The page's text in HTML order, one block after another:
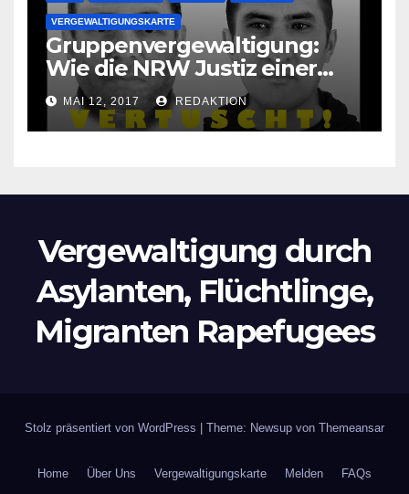
VERGEWALTIGUNGSKARTE
Gruppenvergewaltigung:
Wie die NRW Justiz einer
Lokalzeitung verbietet diese
Bilder zu veröffentlichen
MAI 12, 2017 REDAKTION
Vergewaltigung durch
Asylanten, Flüchtlinge,
Migranten Rapefugees
Stolz präsentiert von WordPress Theme: Newsup von Themeansar
Home Über Uns Vergewaltigungskarte Melden FAQs